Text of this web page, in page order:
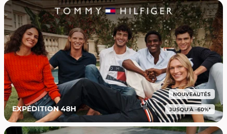
EXPÉDITION 48H